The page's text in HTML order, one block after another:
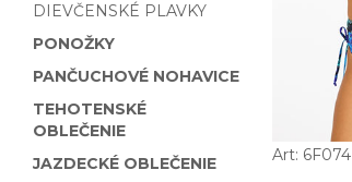
DIEVČENSKÉ PLAVKY
PONOŽKY
PANČUCHOVÉ NOHAVICE
TEHOTENSKÉ
OBLEČENIE
JAZDECKÉ OBLEČENIE
Art: 6F074